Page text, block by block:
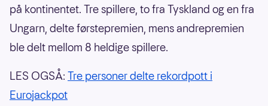
på kontinentet. Tre spillere, to fra Tyskland og en fra
Ungarn, delte førstepremien, mens andrepremien
ble delt mellom 8 heldige spillere.
LES OGSÅ: Tre personer delte rekordpott i
Eurojackpot